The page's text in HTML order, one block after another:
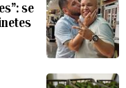
se